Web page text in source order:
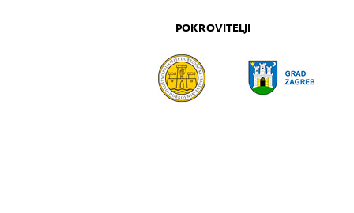
POKROVITELJI